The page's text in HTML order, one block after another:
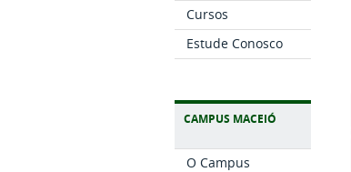
Cursos
Estude Conosco
CAMPUS MACEIÓ
O Campus